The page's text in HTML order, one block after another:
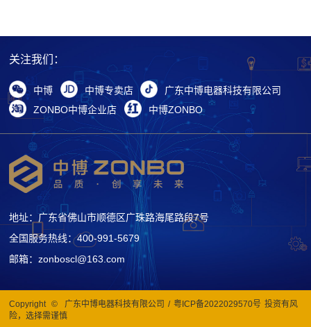
关注我们：
中博 中博专卖店
广东中博电器科技有限公司
ZONBO中博企业店
中博ZONBO
地址：广东省佛山市顺德区广珠路海尾路段7号
全国服务热线：400-991-5679
邮箱：zonboscl@163.com
Copyright © 广东中博电器科技有限公司 / 粤ICP备2022029570号 投资有风
险，选择需谨慎